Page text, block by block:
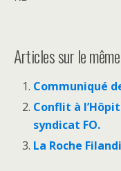
Articles sur le
Communiqué
Conflit à
syndicat FO.
La Roche